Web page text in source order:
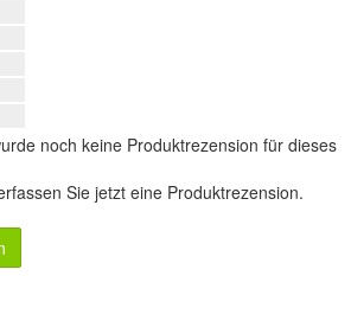
noch keine Produktrezension für dieses
Sie jetzt eine Produktrezension.